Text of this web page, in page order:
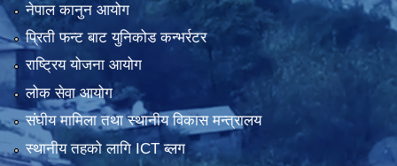
नेपाल कानुन आयोग
प्रिती फन्ट बाट युनिकोड कन्भर्रटर
राष्ट्रिय योजना आयोग
लोक सेवा आयोग
संघीय मामिला तथा स्थानीय विकास मन्त्रालय
स्थानीय तहको लागि ICT ब्लग